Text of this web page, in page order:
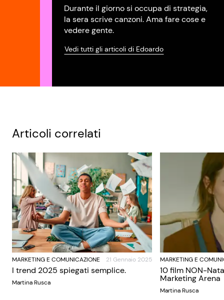
Durante il giorno si occupa di strategia,
la sera scrive canzoni. Ama fare cose e
vedere gente.
Vedi tutti gli articoli di Edoardo
Articoli correlati
MARKETING E COMUNICAZIONE 21 Gennaio 2025
I trend 2025 spiegati semplice.
Martina Rusca
MARKETING E
10 film NON-
Marketing Arena
Martina Rusca